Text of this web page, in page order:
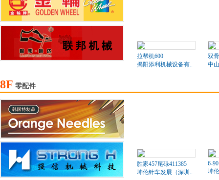
拉帮机600
揭阳添利机械设备有..
双
中
8F 零配件
胜家457尾碌411385
坤伦针车发展（深圳..
6-90
坤